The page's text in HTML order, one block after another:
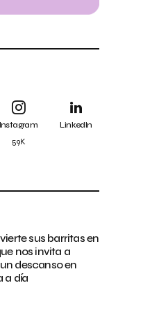
Instagram
59K
LinkedIn
sus barritas en
nos invita a
descanso en
a día